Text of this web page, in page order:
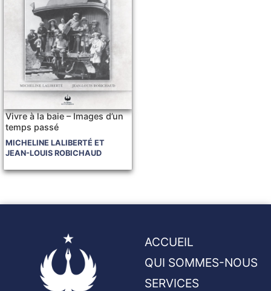
Vivre à la baie – Images d’un
temps passé
MICHELINE LALIBERTÉ ET
JEAN-LOUIS ROBICHAUD
ACCUEIL
QUI SOMMES-NOUS
SERVICES